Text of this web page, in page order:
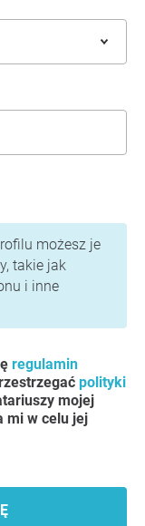
możesz je
takie jak
i inne
regulamin
polityki
mojej
mi w celu jej